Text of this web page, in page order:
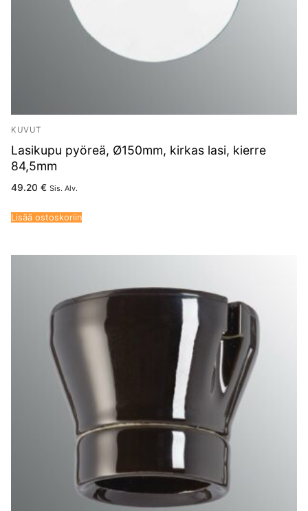
KUVUT
Lasikupu pyöreä, Ø150mm, kirkas lasi, kierre
84,5mm
49.20 € Sis. Alv.
Lisää ostoskoriin